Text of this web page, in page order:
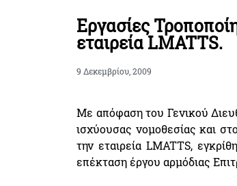
Εργασίες
εταιρεία LMATTS.
9 Δεκεμβρίου, 2009
Με απόφαση του Γενικού
ισχύουσας νομοθεσίας και
την εταιρεία LMATTS,
επέκταση έργου αρμόδιας